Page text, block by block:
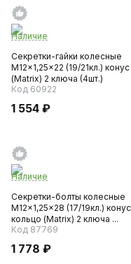
Наличие
Секретки-гайки колесные
M12x1,25x22 (19/21кл.) конус
(Matrix) 2 ключа (4шт.)
Код 60922
1 554 ₽
Наличие
Секретки-болты колесные
M12x1,25x28 (17/19кл.) конус
кольцо (Matrix) 2 ключа ...
Код 87769
1 778 ₽